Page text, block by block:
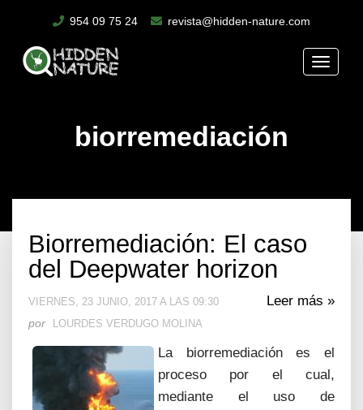
954 09 75 24 revista@hidden-nature.com
Toggle
biorremediación
Biorremediación: El caso
del Deepwater horizon
Leer más »
VIERNES, 23 JUNIO, 2017 A LAS 09:30
por LOURDES VERDUGO MOLINA
La biorremediación es el
proceso por el cual,
mediante el uso de